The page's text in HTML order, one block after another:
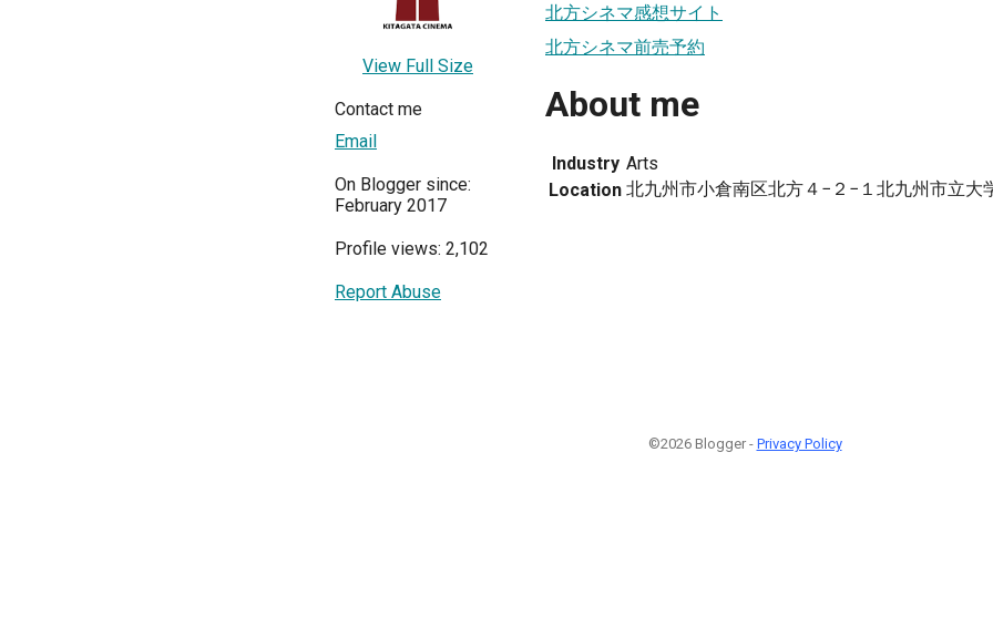
View Full Size
Contact me
Email
On Blogger since:
February 2017
Profile views: 2,102
Report Abuse
北方シネマ感想サイト
北方シネマ前売予約
About me
Industry Arts
Location 北九州市小倉南区北方４−２−１北九州市立大
©2026 Blogger - Privacy Policy